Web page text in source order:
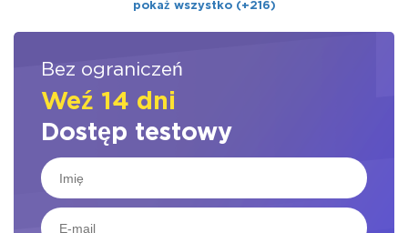
pokaż wszystko (+216)
Bez ograniczeń
Weź 14 dni
Dostęp testowy